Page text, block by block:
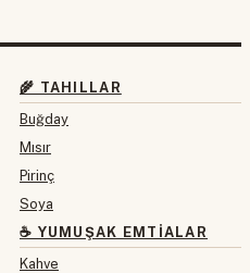
🌾 TAHILLAR
Buğday
Mısır
Pirinç
Soya
☕ YUMUŞAK EMTIALAR
Kahve